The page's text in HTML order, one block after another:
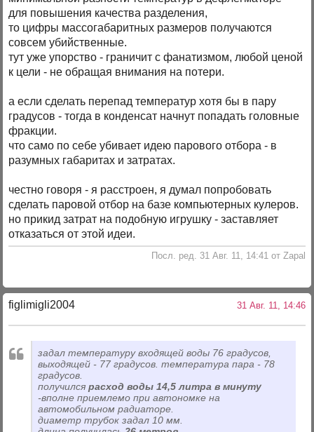
для повышения качества разделения,
то цифры массогабаритных размеров получаются
совсем убийственные.
тут уже упорство - граничит с фанатизмом, любой ценой
к цели - не обращая внимания на потери.
а если сделать перепад температур хотя бы в пару
градусов - тогда в конденсат начнут попадать головные
фракции.
что само по себе убивает идею парового отбора - в
разумных габаритах и затратах.
честно говоря - я расстроен, я думал попробовать
сделать паровой отбор на базе компьютерных кулеров.
но прикид затрат на подобную игрушку - заставляет
отказаться от этой идеи.
Посл. ред. 31 Авг. 11, 14:41 от Zapal
figlimigli2004 31 Авг. 11, 14:46
задал температуру входящей воды 76 градусов,
выходящей - 77 градусов. температура пара - 78
градусов.
получилсярасход воды 14,5 литра в минуту
-вполне приемлемо при автономке на
автомобильном радиаторе.
диаметр трубок задал 10 мм.